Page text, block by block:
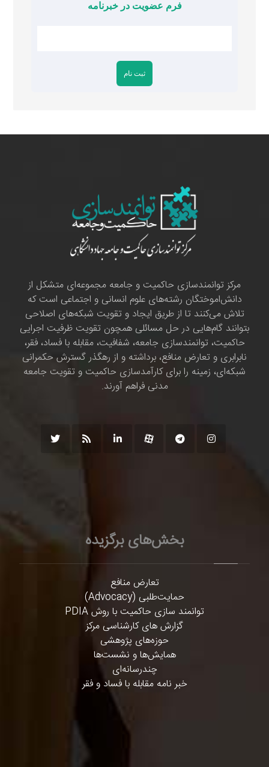
فرم عضویت در خبرنامه
مرکز توانمندسازی حاکمیت و جامعه مجموعه‌ای متشکل از
دانش‌اموختگان رشته‌های علوم انسانی و اجتماعی است که
تلاش می‌کنند تا از طریق ایجاد و تقویت شبکه‌های اصلاحی
بتوانند گام‌هایی در حل مسائلی همچون تقویت ظرفیت اجرایی
حاکمیت، توانمندسازی جامعه، شفافیت، مقابله با فساد، فقر،
نابرابری و تعارض منافع، برداشته و از رهگذر گسترش حکمرانی
شبکه‌ای، زمینه را برای کارآمدسازی حاکمیت و تقویت جامعه
مدنی فراهم آورند.
بخش‌های برگزیده
تعارض منافع
حمایت‌طلبی (Advocacy)
توانمند سازی حاکمیت با روش PDIA
گزارش های کارشناسی مرکز
حوزه‌های پژوهشی
همایش‌ها و نشست‌ها
چندرسانه‌ای
خبر نامه مقابله با فساد و فقر